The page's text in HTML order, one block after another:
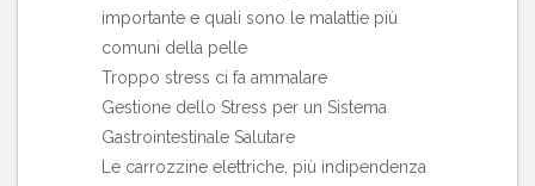
importante e quali sono le malattie più
comuni della pelle
Troppo stress ci fa ammalare
Gestione dello Stress per un Sistema
Gastrointestinale Salutare
Le carrozzine elettriche, più indipendenza